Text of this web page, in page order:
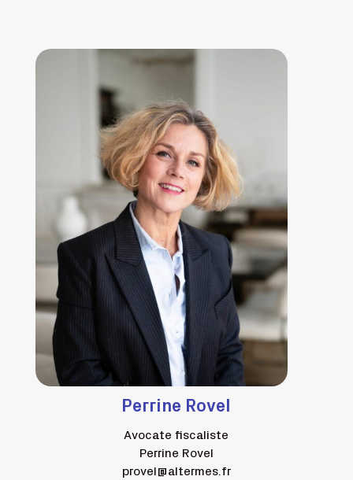
Perrine Rovel
Avocate fiscaliste
Perrine Rovel
provel@altermes.fr